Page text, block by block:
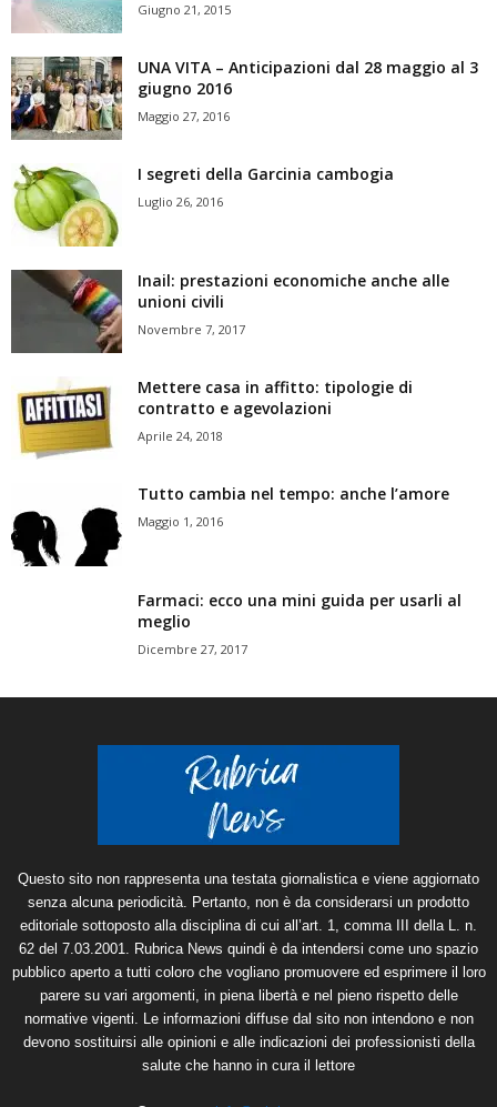
Giugno 21, 2015
UNA VITA – Anticipazioni dal 28 maggio al 3
giugno 2016
Maggio 27, 2016
I segreti della Garcinia cambogia
Luglio 26, 2016
Inail: prestazioni economiche anche alle
unioni civili
Novembre 7, 2017
Mettere casa in affitto: tipologie di
contratto e agevolazioni
Aprile 24, 2018
Tutto cambia nel tempo: anche l’amore
Maggio 1, 2016
Farmaci: ecco una mini guida per usarli al
meglio
Dicembre 27, 2017
Questo sito non rappresenta una testata giornalistica e viene aggiornato
senza alcuna periodicità. Pertanto, non è da considerarsi un prodotto
editoriale sottoposto alla disciplina di cui all’art. 1, comma III della L. n.
62 del 7.03.2001. Rubrica News quindi è da intendersi come uno spazio
pubblico aperto a tutti coloro che vogliano promuovere ed esprimere il loro
parere su vari argomenti, in piena libertà e nel pieno rispetto delle
normative vigenti. Le informazioni diffuse dal sito non intendono e non
devono sostituirsi alle opinioni e alle indicazioni dei professionisti della
salute che hanno in cura il lettore